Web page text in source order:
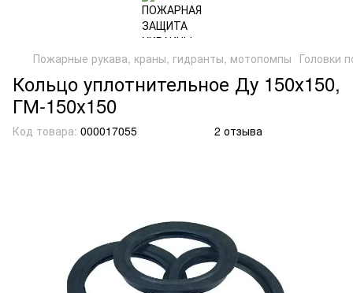
Пожарные рукава, краны, гидранты, мотопомпы Головки
Кольцо уплотнительное Ду 150х150,
ГМ-150х150
Код товара: 000017055 2 отзыва